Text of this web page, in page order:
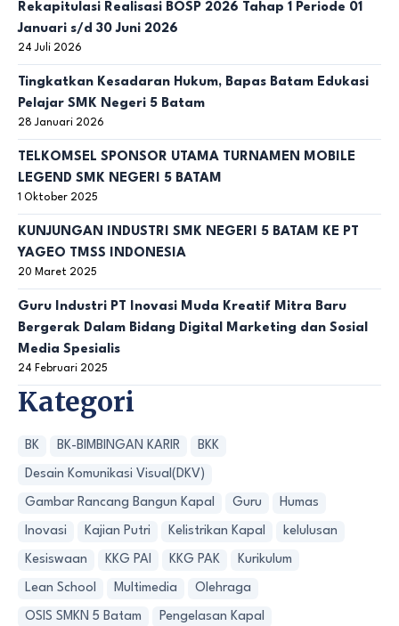
Rekapitulasi Realisasi BOSP 2026 Tahap 1 Periode 01
Januari s/d 30 Juni 2026
24 Juli 2026
Tingkatkan Kesadaran Hukum, Bapas Batam Edukasi
Pelajar SMK Negeri 5 Batam
28 Januari 2026
TELKOMSEL SPONSOR UTAMA TURNAMEN MOBILE
LEGEND SMK NEGERI 5 BATAM
1 Oktober 2025
KUNJUNGAN INDUSTRI SMK NEGERI 5 BATAM KE PT
YAGEO TMSS INDONESIA
20 Maret 2025
Guru Industri PT Inovasi Muda Kreatif Mitra Baru
Bergerak Dalam Bidang Digital Marketing dan Sosial
Media Spesialis
24 Februari 2025
Kategori
BK BK-BIMBINGAN KARIR BKK
Desain Komunikasi Visual(DKV)
Gambar Rancang Bangun Kapal Guru Humas
Inovasi Kajian Putri Kelistrikan Kapal kelulusan
Kesiswaan KKG PAI KKG PAK Kurikulum
Lean School Multimedia Olehraga
OSIS SMKN 5 Batam Pengelasan Kapal